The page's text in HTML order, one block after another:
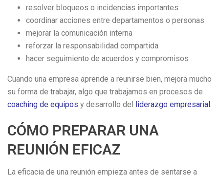
resolver bloqueos o incidencias importantes
coordinar acciones entre departamentos o personas
mejorar la comunicación interna
reforzar la responsabilidad compartida
hacer seguimiento de acuerdos y compromisos
Cuando una empresa aprende a reunirse bien, mejora mucho
su forma de trabajar, algo que trabajamos en procesos de
coaching de equipos y desarrollo del liderazgo empresarial.
CÓMO PREPARAR UNA
REUNIÓN EFICAZ
La eficacia de una reunión empieza antes de sentarse a